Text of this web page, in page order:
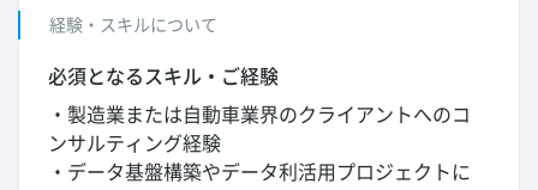
経験・スキルについて
必須となるスキル・ご経験
・製造業または自動車業界のクライアントへのコ
ンサルティング経験
・データ基盤構築やデータ利活用プロジェクトに